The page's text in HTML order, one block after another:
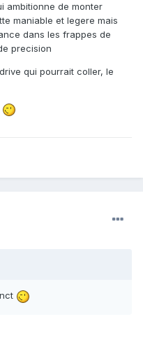
ambitionne de monter
maniable et legere mais
dans les frappes de
precision
qui pourrait coller, le